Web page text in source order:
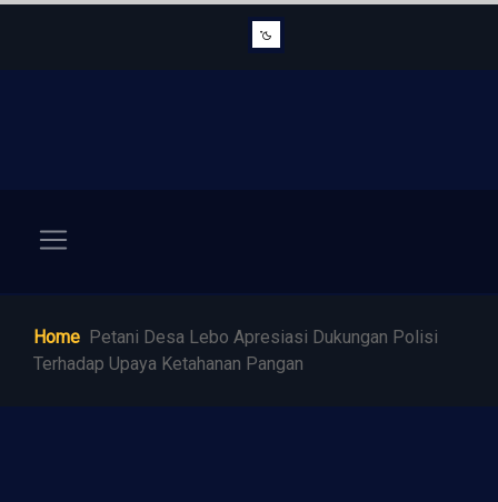
Home Petani Desa Lebo Apresiasi Dukungan Polisi
Terhadap Upaya Ketahanan Pangan